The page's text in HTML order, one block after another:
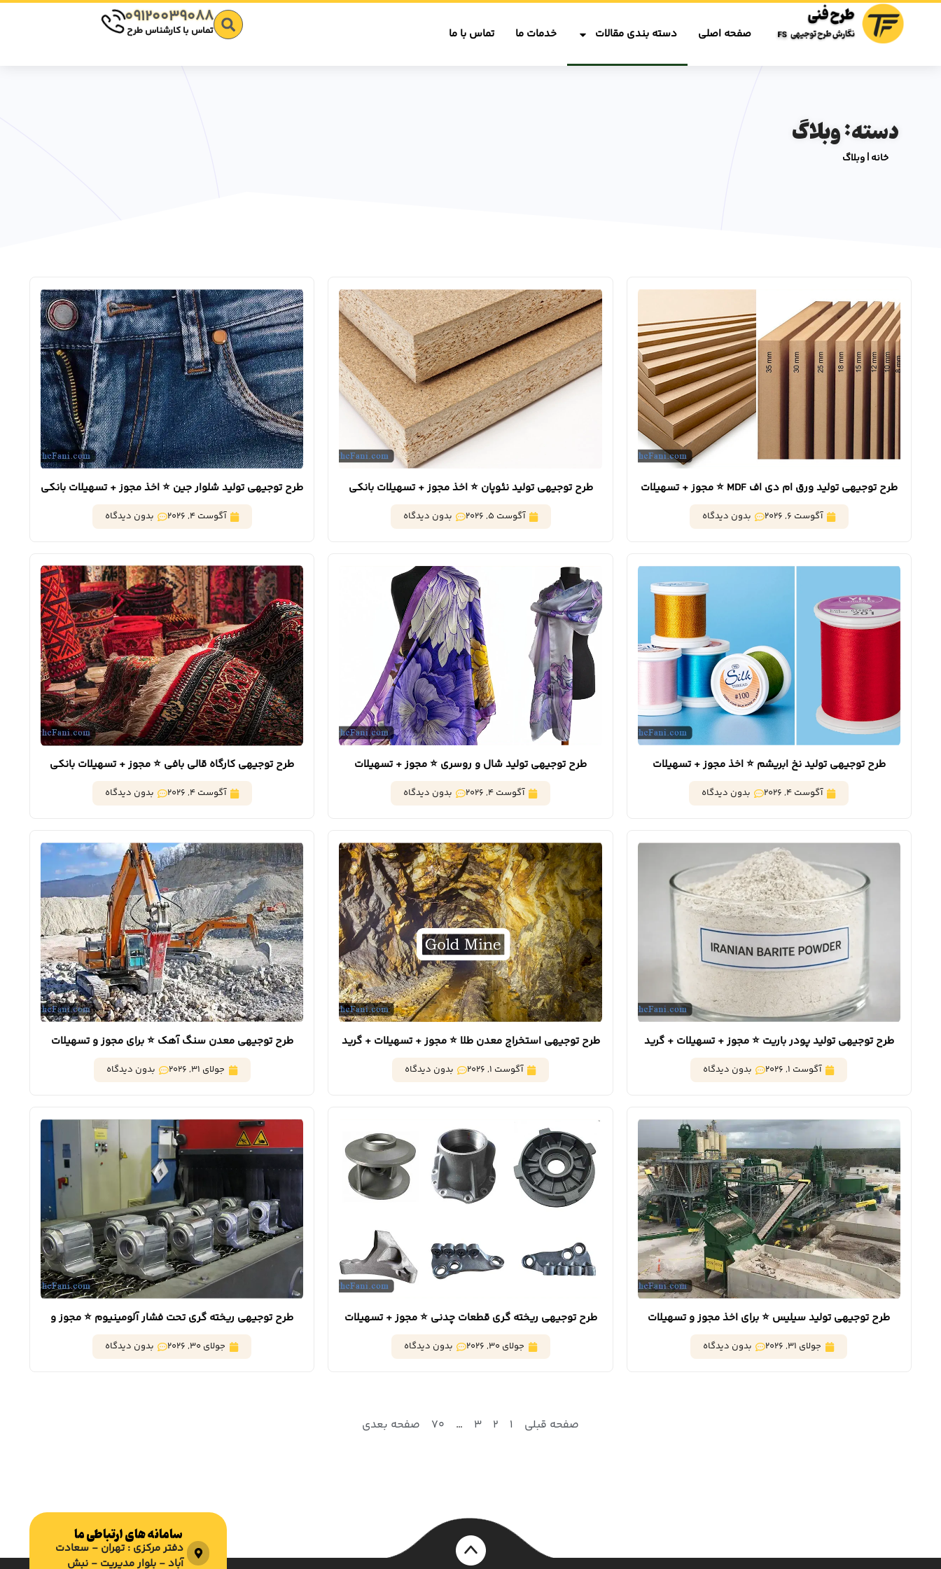
صفحه اصلی دسته بندی مقالات خدمات ما تماس با ما
09120039088
تماس با کارشناس طرح
دسته: وبلاگ
خانه|وبلاگ
طرح توجیهی تولید ورق ام دی اف MDF ⭐️ مجوز + تسهیلات
بانکی
آگوست 6, 2026 بدون دیدگاه
طرح توجیهی تولید نئوپان ⭐️ اخذ مجوز + تسهیلات بانکی
آگوست 5, 2026 بدون دیدگاه
طرح توجیهی تولید شلوار جین ⭐️ اخذ مجوز + تسهیلات بانکی
آگوست 4, 2026 بدون دیدگاه
طرح توجیهی تولید نخ ابریشم ⭐️ اخذ مجوز + تسهیلات
آگوست 4, 2026 بدون دیدگاه
طرح توجیهی تولید شال و روسری ⭐️ مجوز + تسهیلات
آگوست 4, 2026 بدون دیدگاه
طرح توجیهی کارگاه قالی بافی ⭐️ مجوز + تسهیلات بانکی
آگوست 4, 2026 بدون دیدگاه
طرح توجیهی تولید پودر باریت ⭐️ مجوز + تسهیلات + گرید
کانون
آگوست 1, 2026 بدون دیدگاه
طرح توجیهی استخراج معدن طلا ⭐️ مجوز + تسهیلات + گرید
کانون
آگوست 1, 2026 بدون دیدگاه
طرح توجیهی معدن سنگ آهک ⭐️ برای مجوز و تسهیلات
بانکی
جولای 31, 2026 بدون دیدگاه
طرح توجیهی تولید سیلیس ⭐️ برای اخذ مجوز و تسهیلات
بانکی
جولای 31, 2026 بدون دیدگاه
طرح توجیهی ریخته گری قطعات چدنی ⭐️ مجوز + تسهیلات
بانکی
جولای 30, 2026 بدون دیدگاه
طرح توجیهی ریخته گری تحت فشار آلومینیوم ⭐️ مجوز و
تسهیلات بانکی
جولای 30, 2026 بدون دیدگاه
صفحه قبلی 1
2
3
…
70 صفحه بعدی
سامانه های ارتباطی ما
دفتر مرکزی : تهران - سعادت
آباد - بلوار مدیریت - نبش